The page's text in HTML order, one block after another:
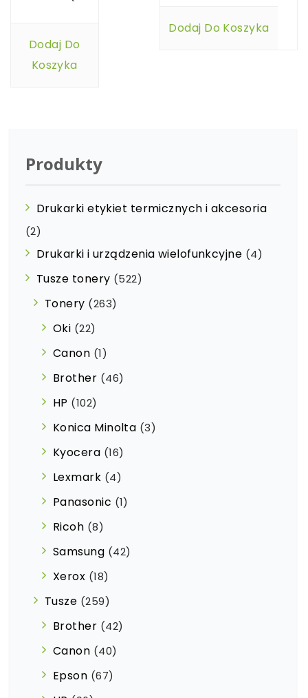
Dodaj Do
Koszyka
Dodaj Do Koszyka
Produkty
Drukarki etykiet termicznych i akcesoria
(2)
Drukarki i urządzenia wielofunkcyjne (4)
Tusze tonery (522)
Tonery (263)
Oki (22)
Canon (1)
Brother (46)
HP (102)
Konica Minolta (3)
Kyocera (16)
Lexmark (4)
Panasonic (1)
Ricoh (8)
Samsung (42)
Xerox (18)
Tusze (259)
Brother (42)
Canon (40)
Epson (67)